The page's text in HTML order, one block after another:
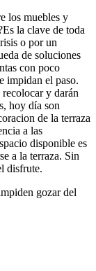
los muebles y
la clave de toda
o por un
de soluciones
con poco
impidan el paso.
y darán
hoy día son
de la terraza
a las
disponible es
a la terraza. Sin
disfrute.
gozar del